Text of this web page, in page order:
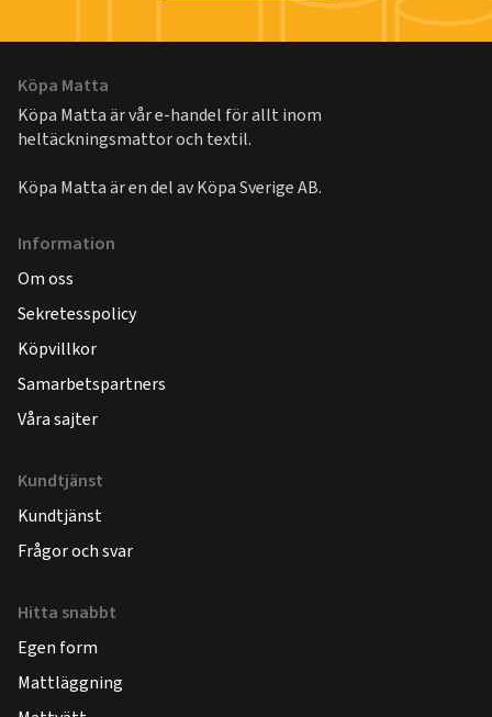
Köpa Matta
Köpa Matta är vår e-handel för allt inom
heltäckningsmattor och textil.
Köpa Matta är en del avKöpa Sverige AB.
Information
Om oss
Sekretesspolicy
Köpvillkor
Samarbetspartners
Våra sajter
Kundtjänst
Kundtjänst
Frågor och svar
Hitta snabbt
Egen form
Mattläggning